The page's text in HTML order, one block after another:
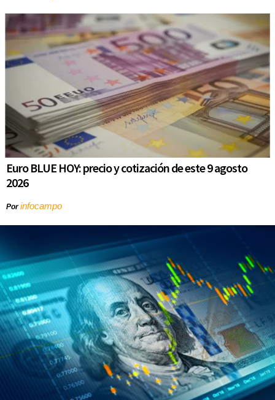
Euro BLUE HOY: precio y cotización de este 9 agosto
2026
Porinfocampo